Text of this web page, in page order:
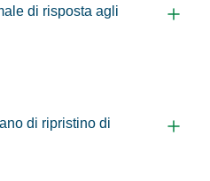
di risposta agli
di ripristino di